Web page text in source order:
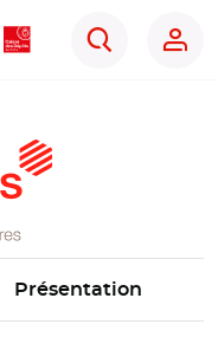
Rechercher
Présentation